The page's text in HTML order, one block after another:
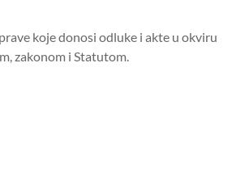
koje donosi odluke i akte u okviru
zakonom i Statutom.